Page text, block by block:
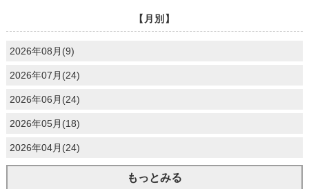
【月別】
2026年08月(9)
2026年07月(24)
2026年06月(24)
2026年05月(18)
2026年04月(24)
もっとみる